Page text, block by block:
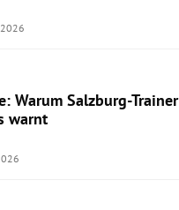
Warum Salzburg-Trainer
warnt